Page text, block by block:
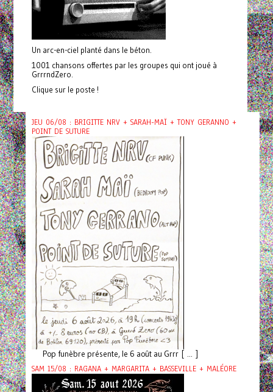
Un arc-en-ciel planté dans le béton.
1001 chansons offertes par les groupes qui ont joué à
GrrrndZero.
Clique sur le poste !
JEU 06/08 : BRIGITTE NRV + SARAH-MAÏ + TONY GERANNO +
POINT DE SUTURE
Pop funèbre présente, le 6 août au Grrr [ ... ]
SAM 15/08 : RAGANA + MARGARITA + BASSEVILLE + MALÉORE